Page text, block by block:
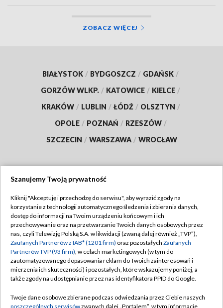
ZOBACZ WIĘCEJ
BIAŁYSTOK / BYDGOSZCZ / GDAŃSK /
GORZÓW WLKP. / KATOWICE / KIELCE /
KRAKÓW / LUBLIN / ŁÓDŹ / OLSZTYN /
OPOLE / POZNAŃ / RZESZÓW /
SZCZECIN / WARSZAWA / WROCŁAW
TVP
Abonament TVP
Emisja w TVP
Centrum informacji TVP
Naziemna Telewizja Cyfrowa
Rada Programowa
Regulamin TVP
Polityka prywatności
Moje zgody
Pomoc
Szanujemy Twoją prywatność
Kliknij "Akceptuję i przechodzę do serwisu", aby wyrazić zgody na
korzystanie z technologii automatycznego śledzenia i zbierania danych,
dostęp do informacji na Twoim urządzeniu końcowym i ich
przechowywanie oraz na przetwarzanie Twoich danych osobowych przez
nas, czyli Telewizję Polską S.A. w likwidacji (zwaną dalej również „TVP”),
Zaufanych Partnerów z IAB* (1201 firm) oraz pozostałych Zaufanych
Partnerów TVP (93 firm), w celach marketingowych (w tym do
zautomatyzowanego dopasowania reklam do Twoich zainteresowań i
mierzenia ich skuteczności) i pozostałych, które wskazujemy poniżej, a
także zgody na udostępnianie przez nas identyfikatora PPID do Google.
Twoje dane osobowe zbierane podczas odwiedzania przez Ciebie naszych
poszczególnych serwisówzwanych dalej „Portalem”, w tym informacje